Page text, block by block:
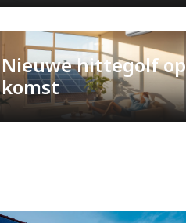
Nieuwe hittegolf op
komst